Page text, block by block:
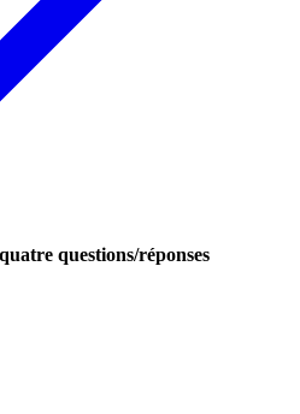
questions/réponses